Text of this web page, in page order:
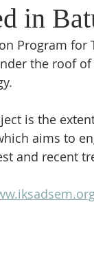
in
Program for
the roof
is the
aims to
and recent